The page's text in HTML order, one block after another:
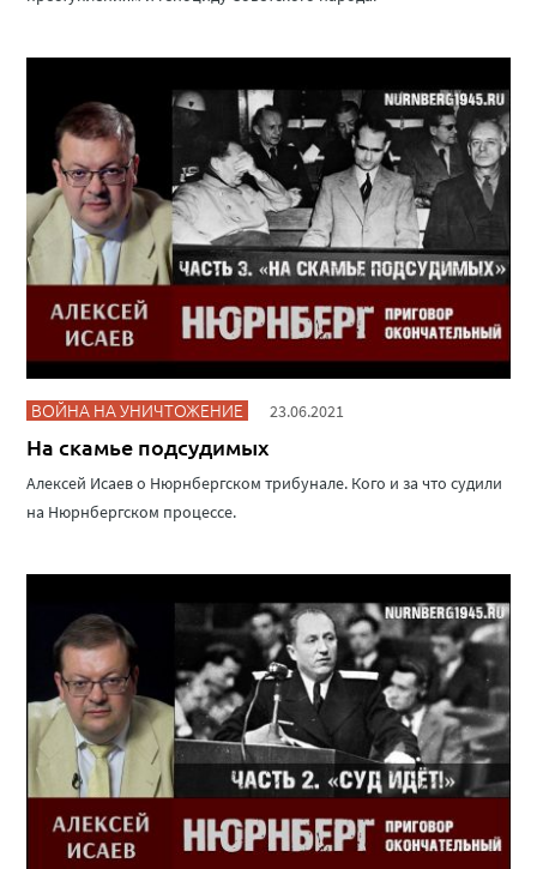
ВОЙНА НА УНИЧТОЖЕНИЕ 23.06.2021
На скамье подсудимых
Алексей Исаев о Нюрнбергском трибунале. Кого и за что судили
на Нюрнбергском процессе.